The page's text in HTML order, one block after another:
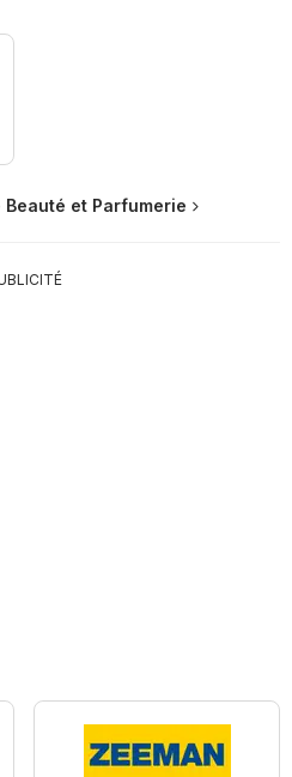
et Parfumerie